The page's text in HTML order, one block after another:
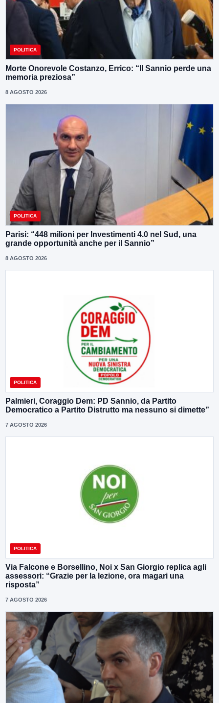
POLITICA
Morte Onorevole Costanzo, Errico: “Il Sannio perde una
memoria preziosa”
8 AGOSTO 2026
POLITICA
Parisi: “448 milioni per Investimenti 4.0 nel Sud, una
grande opportunità anche per il Sannio”
8 AGOSTO 2026
POLITICA
Palmieri, Coraggio Dem: PD Sannio, da Partito
Democratico a Partito Distrutto ma nessuno si dimette”
7 AGOSTO 2026
POLITICA
Via Falcone e Borsellino, Noi x San Giorgio replica agli
assessori: “Grazie per la lezione, ora magari una
risposta”
7 AGOSTO 2026